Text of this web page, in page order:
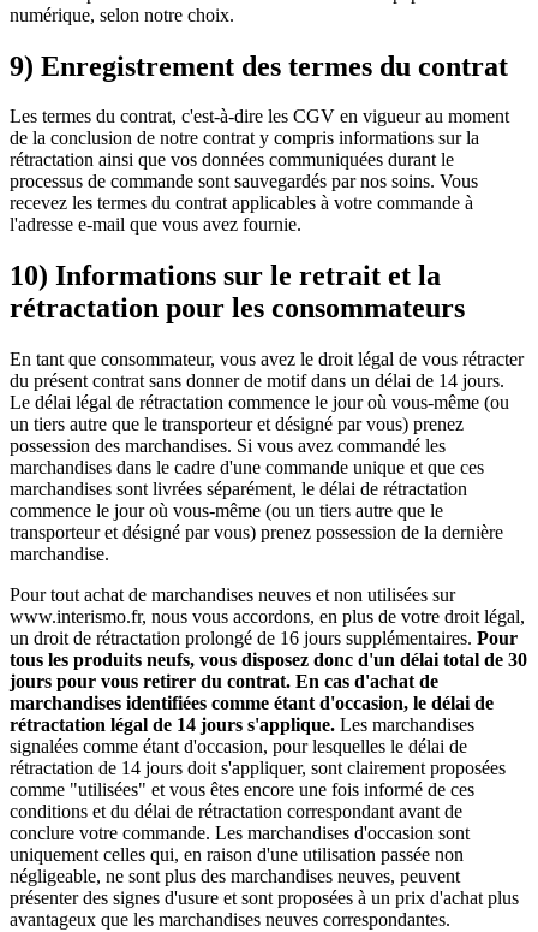
numérique, selon notre choix.
9) Enregistrement des termes du contrat
Les termes du contrat, c'est-à-dire les CGV en vigueur au moment
de la conclusion de notre contrat y compris informations sur la
rétractation ainsi que vos données communiquées durant le
processus de commande sont sauvegardés par nos soins. Vous
recevez les termes du contrat applicables à votre commande à
l'adresse e-mail que vous avez fournie.
10) Informations sur le retrait et la
rétractation pour les consommateurs
En tant que consommateur, vous avez le droit légal de vous rétracter
du présent contrat sans donner de motif dans un délai de 14 jours.
Le délai légal de rétractation commence le jour où vous-même (ou
un tiers autre que le transporteur et désigné par vous) prenez
possession des marchandises. Si vous avez commandé les
marchandises dans le cadre d'une commande unique et que ces
marchandises sont livrées séparément, le délai de rétractation
commence le jour où vous-même (ou un tiers autre que le
transporteur et désigné par vous) prenez possession de la dernière
marchandise.
Pour tout achat de marchandises neuves et non utilisées sur
www.interismo.fr, nous vous accordons, en plus de votre droit légal,
un droit de rétractation prolongé de 16 jours supplémentaires. Pour
tous les produits neufs, vous disposez donc d'un délai total de 30
jours pour vous retirer du contrat. En cas d'achat de
marchandises identifiées comme étant d'occasion, le délai de
rétractation légal de 14 jours s'applique. Les marchandises
signalées comme étant d'occasion, pour lesquelles le délai de
rétractation de 14 jours doit s'appliquer, sont clairement proposées
comme "utilisées" et vous êtes encore une fois informé de ces
conditions et du délai de rétractation correspondant avant de
conclure votre commande. Les marchandises d'occasion sont
uniquement celles qui, en raison d'une utilisation passée non
négligeable, ne sont plus des marchandises neuves, peuvent
présenter des signes d'usure et sont proposées à un prix d'achat plus
avantageux que les marchandises neuves correspondantes.